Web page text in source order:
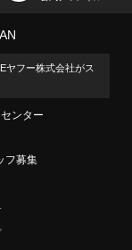
ヤフー株式会社がス
ンター
フ募集